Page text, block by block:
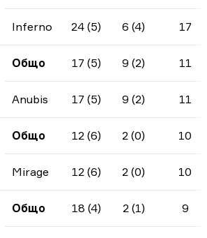
Inferno 24 (5) 6 (4) 17
Общо 17 (5) 9 (2) 11
Anubis 17 (5) 9 (2) 11
Общо 12 (6) 2 (0) 10
Mirage 12 (6) 2 (0) 10
Общо 18 (4) 2 (1) 9